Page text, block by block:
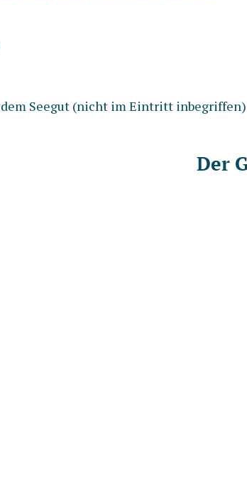
dem Seegut (nicht im Eintritt
Der